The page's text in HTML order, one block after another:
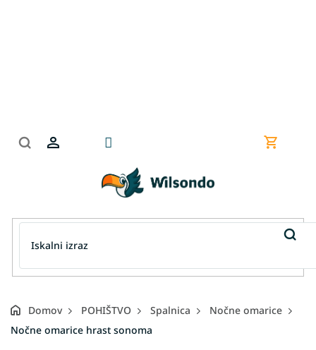
Domov POHIŠTVO Spalnica
Nočne omarice
Nočne omarice hrast sonoma